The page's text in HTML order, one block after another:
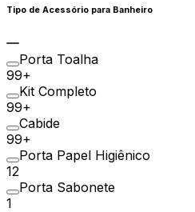
Tipo de Acessório para Banheiro
Porta Toalha
99+
Kit Completo
99+
Cabide
99+
Porta Papel Higiênico
12
Porta Sabonete
1